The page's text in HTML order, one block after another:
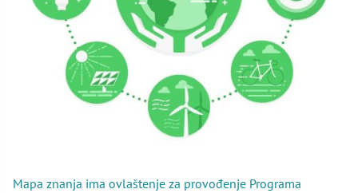
Mapa znanja ima ovlaštenje za provođenje Programa